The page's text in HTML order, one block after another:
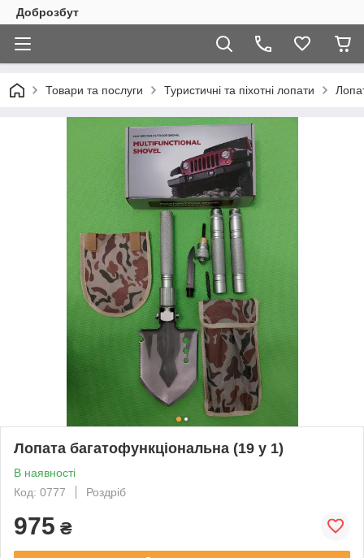
Доброзбут
Товари та послуги Туристичні та піхотні лопати
Лопата багатофункціональна (19 у 1)
В наявності
Код: 0777
Роздріб
975 ₴